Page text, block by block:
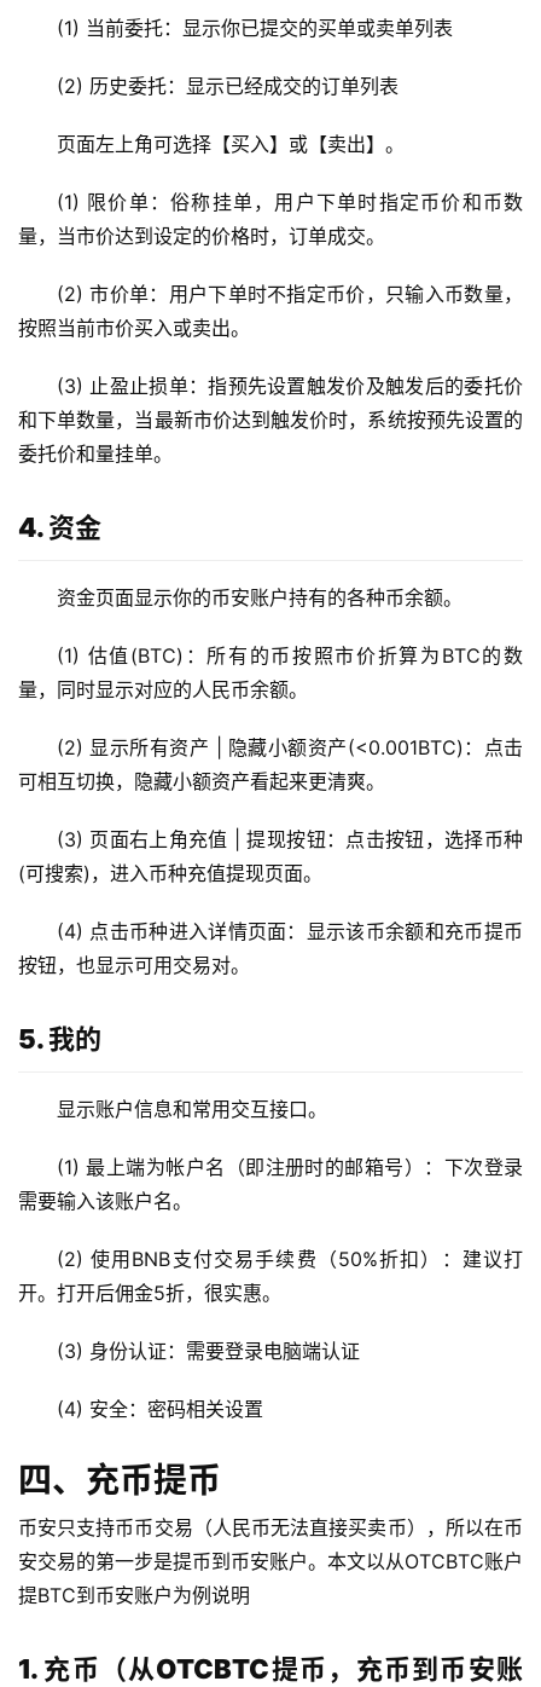
币
新
分
币
(1) 当前委托：显示你已提交的买单或卖单列表
(2) 历史委托：显示已经成交的订单列表
页面左上角可选择【买入】或【卖出】。
(1) 限价单：俗称挂单，用户下单时指定币价和币数
量，当市价达到设定的价格时，订单成交。
(2) 市价单：用户下单时不指定币价，只输入币数量，
按照当前市价买入或卖出。
(3) 止盈止损单：指预先设置触发价及触发后的委托价
和下单数量，当最新市价达到触发价时，系统按预先设置的
委托价和量挂单。
4. 资金
资金页面显示你的币安账户持有的各种币余额。
(1) 估值(BTC)：所有的币按照市价折算为BTC的数
量，同时显示对应的人民币余额。
(2) 显示所有资产 | 隐藏小额资产(<0.001BTC)：点击
可相互切换，隐藏小额资产看起来更清爽。
(3) 页面右上角充值 | 提现按钮：点击按钮，选择币种
(可搜索)，进入币种充值提现页面。
(4) 点击币种进入详情页面：显示该币余额和充币提币
按钮，也显示可用交易对。
5. 我的
显示账户信息和常用交互接口。
(1) 最上端为帐户名（即注册时的邮箱号）：下次登录
需要输入该账户名。
(2) 使用BNB支付交易手续费（50%折扣）：建议打
开。打开后佣金5折，很实惠。
(3) 身份认证：需要登录电脑端认证
(4) 安全：密码相关设置
四、充币提币
币安只支持币币交易（人民币无法直接买卖币），所以在币
安交易的第一步是提币到币安账户。本文以从OTCBTC账户
提BTC到币安账户为例说明
1. 充币（从OTCBTC提币，充币到币安账